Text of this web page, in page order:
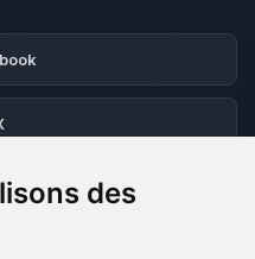
des